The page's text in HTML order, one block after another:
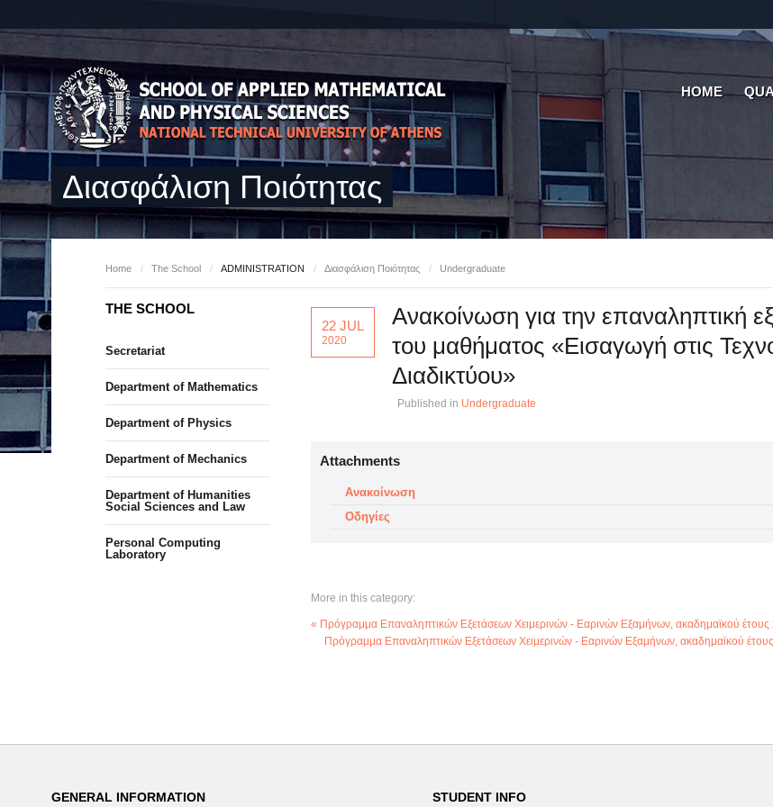
HOME
Διασφάλιση Ποιότητας
Home / The School / ADMINISTRATION / Διασφάλιση Ποιότητας / Undergraduate
22 JUL
2020
Ανακοίνωση για την επαναληπτική
του μαθήματος «Εισαγωγή στις
Διαδικτύου»
Published in Undergraduate
Attachments
Ανακοίνωση
Οδηγίες
More in this category:
« Πρόγραμμα Επαναληπτικών Εξετάσεων Χειμερινών - Εαρινών Εξαμήνων, ακαδημαϊκού
Πρόγραμμα Επαναληπτικών Εξετάσεων Χειμερινών - Εαρινών Εξαμήνων, ακαδημαϊκού
THE SCHOOL
Secretariat
Department of Mathematics
Department of Physics
Department of Mechanics
Department of Humanities
Social Sciences and Law
Personal Computing
Laboratory
GENERAL INFORMATION STUDENT INFO